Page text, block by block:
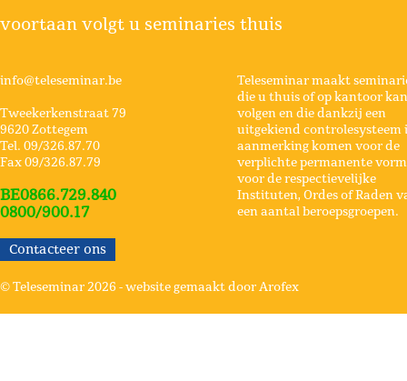
voortaan volgt u seminaries thuis
info@teleseminar.be
Tweekerkenstraat 79
9620 Zottegem
Tel. 09/326.87.70
Fax 09/326.87.79
BE0866.729.840
0800/900.17
Contacteer ons
Teleseminar maakt
die u thuis of op kantoor kan
volgen en die dankzij een
uitgekiend controlesysteem
aanmerking komen voor de
verplichte permanente
voor de respectievelijke
Instituten, Ordes of Raden
een aantal beroepsgroepen.
© Teleseminar 2026 -website gemaakt door Arofex